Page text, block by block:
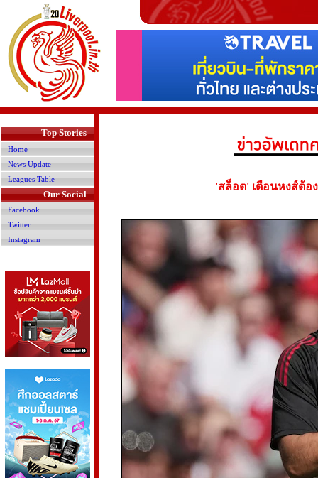
Top Stories
Home
News Update
Leagues Table
Our Social
Facebook
Twitter
Instagram
'สล็อต' เตือนหงส์ต้อ